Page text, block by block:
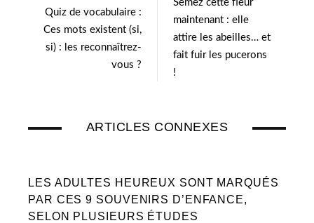
Quiz de vocabulaire :
Ces mots existent (si,
si) : les reconnaîtrez-
vous ?
Semez cette fleur
maintenant : elle
attire les abeilles… et
fait fuir les pucerons
!
ARTICLES CONNEXES
LES ADULTES HEUREUX SONT MARQUÉS
PAR CES 9 SOUVENIRS D’ENFANCE,
SELON PLUSIEURS ÉTUDES